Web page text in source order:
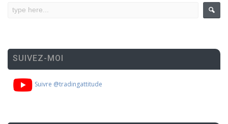
SUIVEZ-MOI
Suivre @tradingattitude